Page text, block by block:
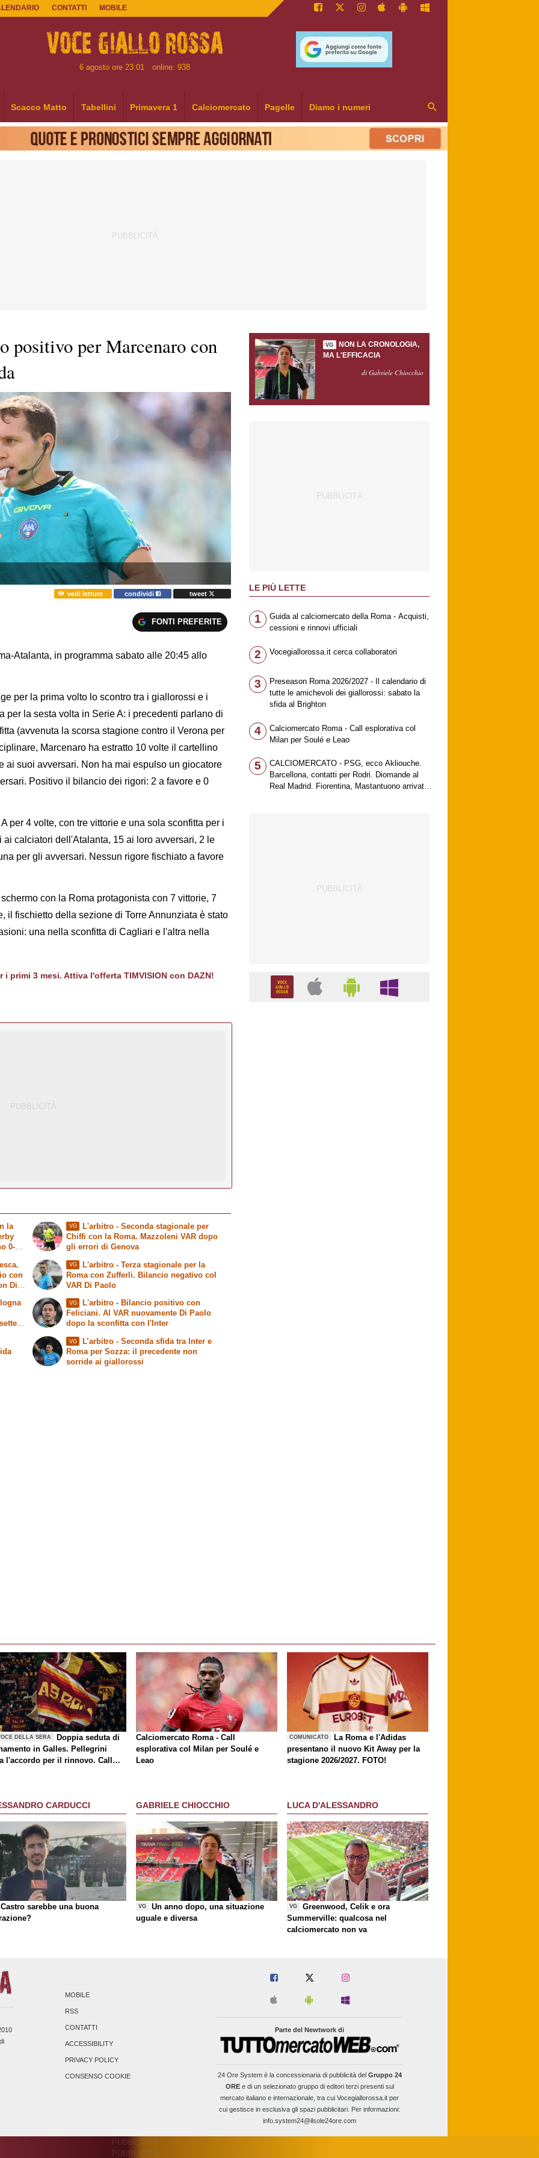
CONTATTI MOBILE
6 agosto ore 23:01 online: 938
Scacco Matto Tabellini Primavera 1 Calciomercato Pagelle Diamo i numeri
positivo per Marcenaro con
vedi letture condividi tweet
FONTI PREFERITE
Atalanta, in programma sabato alle 20:45 allo
per la prima volto lo scontro tra i giallorossi e i
per la sesta volta in Serie A: i precedenti parlano di
(avvenuta la scorsa stagione contro il Verona per
Marcenaro ha estratto 10 volte il cartellino
ai suoi avversari. Non ha mai espulso un giocatore
Positivo il bilancio dei rigori: 2 a favore e 0
per 4 volte, con tre vittorie e una sola sconfitta per i
calciatori dell'Atalanta, 15 ai loro avversari, 2 le
per gli avversari. Nessun rigore fischiato a favore
con la Roma protagonista con 7 vittorie, 7
il fischietto della sezione di Torre Annunziata è stato
una nella sconfitta di Cagliari e l'altra nella
i primi 3 mesi. Attiva l'offerta TIMVISION con DAZN!
la
0-5
con
Di
VG L'arbitro- Seconda stagionale per
Chiffi con la Roma. Mazzoleni VAR dopo
gli errori di Genova
VG L'arbitro- Terza stagionale per la
Roma con Zufferli. Bilancio negativo col
VAR Di Paolo
Guida
VG
L'arbitro - Bilancio positivo con
Feliciani. Al VAR nuovamente Di Paolo
dopo la sconfitta con l'Inter
VG
L’arbitro - Seconda sfida tra Inter e
Roma per Sozza: il precedente non
sorride ai giallorossi
VG
NON LA CRONOLOGIA,
MA L'EFFICACIA
di Gabriele Chiocchio
LE PIÙ LETTE
1
Guida al calciomercato della Roma - Acquisti,
cessioni e rinnovi ufficiali
2 Vocegiallorossa.it cerca collaboratori
3
Preseason Roma 2026/2027 - Il calendario di
tutte le amichevoli dei giallorossi: sabato la
sfida al Brighton
4
Calciomercato Roma - Call esplorativa col
Milan per Soulé e Leao
5
CALCIOMERCATO - PSG, ecco Akliouche.
Barcellona, contatti per Rodri. Diomande al
Real Madrid. Fiorentina, Mastantuono arrivato
DELLA SERA
Doppia seduta di
in Galles. Pellegrini
l'accordo per il rinnovo. Call
Calciomercato Roma - Call
esplorativa col Milan per Soulé e
Leao
COMUNICATO
La Roma e l'Adidas
presentano il nuovo Kit Away per la
stagione 2026/2027. FOTO!
CARDUCCI
Castro sarebbe una buona
GABRIELE CHIOCCHIO
VG
Un anno dopo, una situazione
uguale e diversa
LUCA D'ALESSANDRO
VG
Greenwood, Celik e ora
Summerville: qualcosa nel
calciomercato non va
MOBILE
RSS
CONTATTI
ACCESSIBILITY
PRIVACY POLICY
CONSENSO COOKIE
Parte del Newtwork di
24 Ore Systemè la concessionaria di pubblicità del Gruppo 24
OREe di un selezionato gruppo di editori terzi presenti sul
mercato italiano e internazionale, tra cui Vocegiallorossa.it per
cui gestisce in esclusiva gli spazi pubblicitari. Per informazioni:
info.system24@ilsole24ore.com